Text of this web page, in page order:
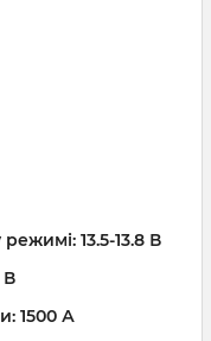
режимі: 13.5-13.8 В
В
1500 А